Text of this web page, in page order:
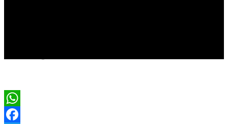
WhatsApp